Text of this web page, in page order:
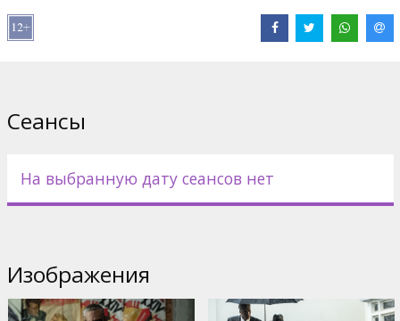
В ролях:
Shailene Woodley,Patrick
Dempsey
Сеансы
На выбранную дату сеансов нет
Изображения